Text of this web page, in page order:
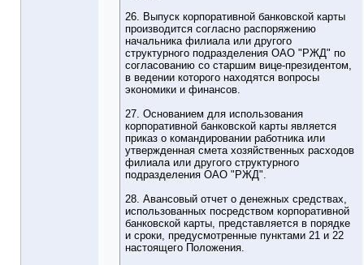
26. Выпуск корпоративной банковской карты
производится согласно распоряжению
начальника филиала или другого
структурного подразделения ОАО "РЖД" по
согласованию со старшим вице-президентом,
в ведении которого находятся вопросы
экономики и финансов.
27. Основанием для использования
корпоративной банковской карты является
приказ о командировании работника или
утвержденная смета хозяйственных расходов
филиала или другого структурного
подразделения ОАО "РЖД".
28. Авансовый отчет о денежных средствах,
использованных посредством корпоративной
банковской карты, представляется в порядке
и сроки, предусмотренные пунктами 21 и 22
настоящего Положения.